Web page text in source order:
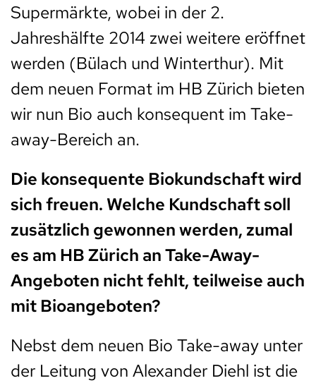
Supermärkte, wobei in der 2.
Jahreshälfte 2014 zwei weitere eröffnet
werden (Bülach und Winterthur). Mit
dem neuen Format im HB Zürich bieten
wir nun Bio auch konsequent im Take-
away-Bereich an.
Die konsequente Biokundschaft wird
sich freuen. Welche Kundschaft soll
zusätzlich gewonnen werden, zumal
es am HB Zürich an Take-Away-
Angeboten nicht fehlt, teilweise auch
mit Bioangeboten?
Nebst dem neuen Bio Take-away unter
der Leitung von Alexander Diehl ist die